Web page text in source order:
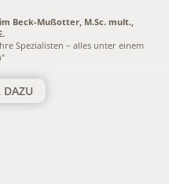
Beck-Mußotter, M.Sc. mult.,
Spezialisten – alles unter einem
DAZU